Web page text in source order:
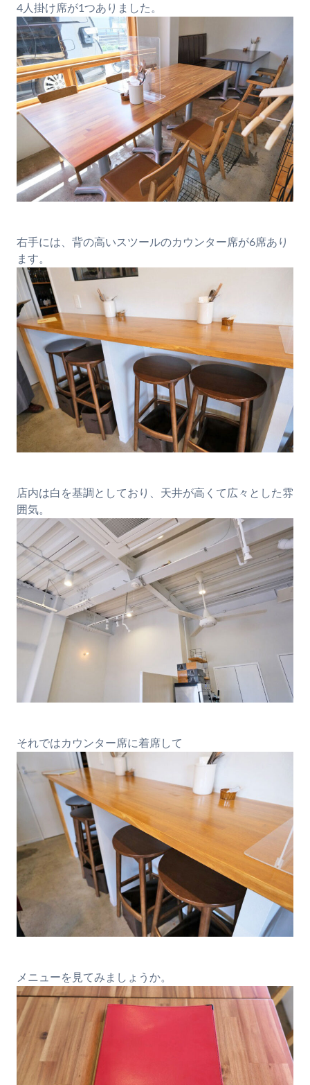
4人掛け席が1つありました。
右手には、背の高いスツールのカウンター席が6席あり
ます。
店内は白を基調としており、天井が高くて広々とした雰
囲気。
それではカウンター席に着席して
メニューを見てみましょうか。